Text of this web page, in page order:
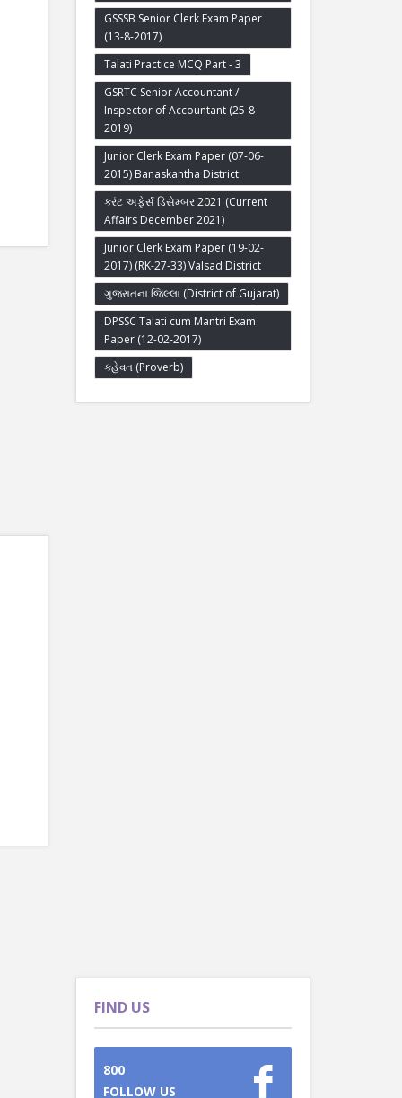
GSSSB Senior Clerk Exam Paper
(13-8-2017)
Talati Practice MCQ Part - 3
GSRTC Senior Accountant /
Inspector of Accountant (25-8-
2019)
Junior Clerk Exam Paper (07-06-
2015) Banaskantha District
કરંટ અફેર્સ ડિસેમ્બર 2021 (Current
Affairs December 2021)
Junior Clerk Exam Paper (19-02-
2017) (RK-27-33) Valsad District
ગુજરાતના જિલ્લા (District of Gujarat)
DPSSC Talati cum Mantri Exam
Paper (12-02-2017)
કહેવત (Proverb)
FIND US
800
FOLLOW US